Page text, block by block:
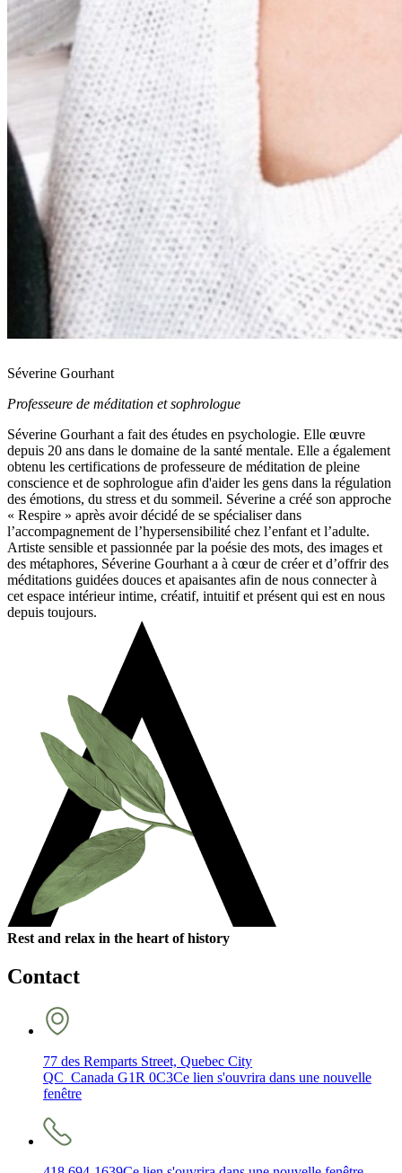
Séverine Gourhant
Professeure de méditation et sophrologue
Séverine Gourhant a fait des études en psychologie. Elle œuvre
depuis 20 ans dans le domaine de la santé mentale. Elle a également
obtenu les certifications de professeure de méditation de pleine
conscience et de sophrologue afin d'aider les gens dans la régulation
des émotions, du stress et du sommeil. Séverine a créé son approche
« Respire » après avoir décidé de se spécialiser dans
l’accompagnement de l’hypersensibilité chez l’enfant et l’adulte.
Artiste sensible et passionnée par la poésie des mots, des images et
des métaphores, Séverine Gourhant a à cœur de créer et d’offrir des
méditations guidées douces et apaisantes afin de nous connecter à
cet espace intérieur intime, créatif, intuitif et présent qui est en nous
depuis toujours.
Rest and relax in the heart of history
Contact
77 des Remparts Street, Quebec City
QC Canada G1R 0C3Ce lien s'ouvrira dans une nouvelle
fenêtre